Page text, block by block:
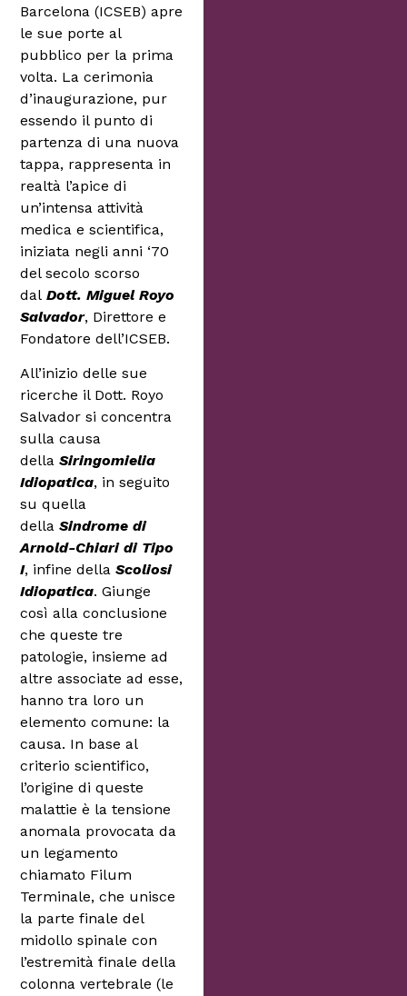
Barcelona (ICSEB) apre
le sue porte al
pubblico per la prima
volta. La cerimonia
d’inaugurazione, pur
essendo il punto di
partenza di una nuova
tappa, rappresenta in
realtà l’apice di
un’intensa attività
medica e scientifica,
iniziata negli anni ‘70
del secolo scorso
dalDott. Miguel Royo
Salvador, Direttore e
Fondatore dell’ICSEB.
All’inizio delle sue
ricerche il Dott. Royo
Salvador si concentra
sulla causa
dellaSiringomielia
Idiopatica, in seguito
su quella
dellaSindrome di
Arnold-Chiari di Tipo
I, infine dellaScoliosi
Idiopatica. Giunge
così alla conclusione
che queste tre
patologie, insieme ad
altre associate ad esse,
hanno tra loro un
elemento comune: la
causa. In base al
criterio scientifico,
l’origine di queste
malattie è la tensione
anomala provocata da
un legamento
chiamato Filum
Terminale, che unisce
la parte finale del
midollo spinale con
l’estremità finale della
colonna vertebrale (le